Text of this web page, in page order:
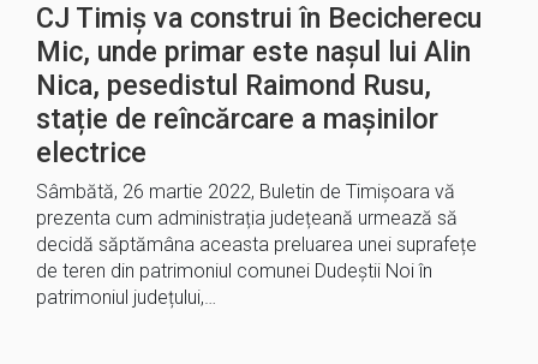
CJ Timiș va construi în Becicherecu
Mic, unde primar este nașul lui Alin
Nica, pesedistul Raimond Rusu,
stație de reîncărcare a mașinilor
electrice
Sâmbătă, 26 martie 2022, Buletin de Timișoara vă
prezenta cum administrația județeană urmează să
decidă săptămâna aceasta preluarea unei suprafețe
de teren din patrimoniul comunei Dudeștii Noi în
patrimoniul județului,…